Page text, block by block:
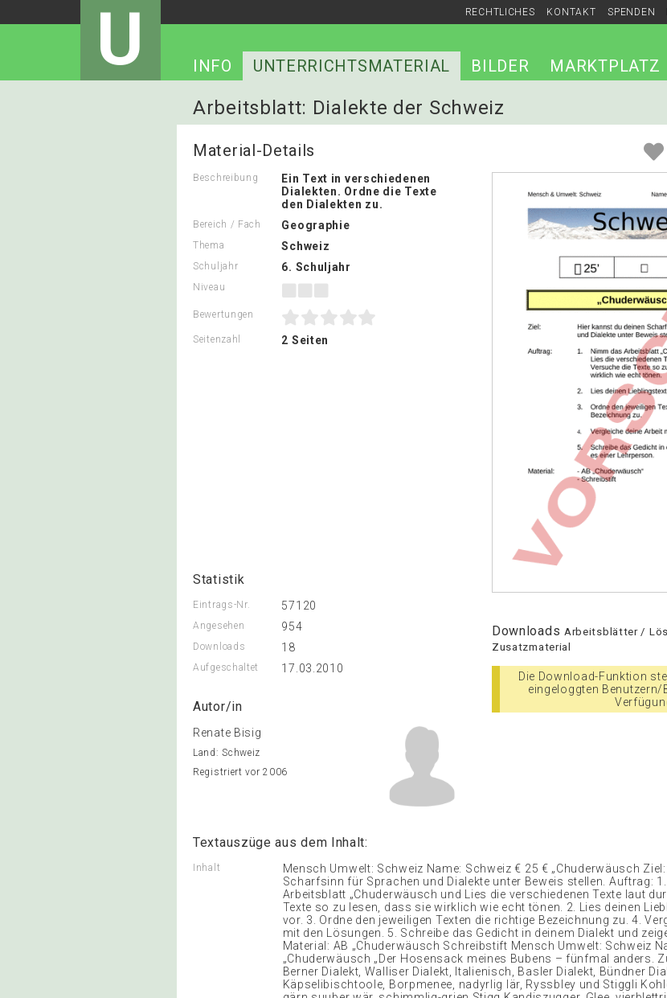
RECHTLICHES KONTAKT SPENDEN
U INFO UNTERRICHTSMATERIAL BILDER MARKTPLATZ
Arbeitsblatt: Dialekte der Schweiz
Material-Details
Beschreibung
Ein Text in verschiedenen
Dialekten. Ordne die Texte
den Dialekten zu.
Bereich / Fach Geographie
Thema Schweiz
Schuljahr 6. Schuljahr
Niveau
Bewertungen
Seitenzahl 2 Seiten
Statistik
Eintrags-Nr. 57120
Angesehen 954
Downloads 18
Aufgeschaltet 17.03.2010
Autor/in
Renate Bisig
Land: Schweiz
Registriert vor 2006
Downloads Arbeitsblätter /
Zusatzmaterial
Die Download-Funktion
eingeloggten Benutzern/
Textauszüge aus dem Inhalt:
Inhalt
Mensch Umwelt: Schweiz Name: Schweiz € 25 € „Chuderwäusch
Scharfsinn für Sprachen und Dialekte unter Beweis stellen. Auftrag:
Arbeitsblatt „Chuderwäusch und Lies die verschiedenen Texte laut
Texte so zu lesen, dass sie wirklich wie echt tönen. 2. Lies deinen
vor. 3. Ordne den jeweiligen Texten die richtige Bezeichnung zu. 4.
mit den Lösungen. 5. Schreibe das Gedicht in deinem Dialekt und
Material: AB „Chuderwäusch Schreibstift Mensch Umwelt: Schweiz
„Chuderwäusch „Der Hosensack meines Bubens – fünfmal anders.
Berner Dialekt, Walliser Dialekt, Italienisch, Basler Dialekt, Bündner
Käpselibischtoole, Borpmenee, nadyrlig lär, Ryssbley und Stiggli